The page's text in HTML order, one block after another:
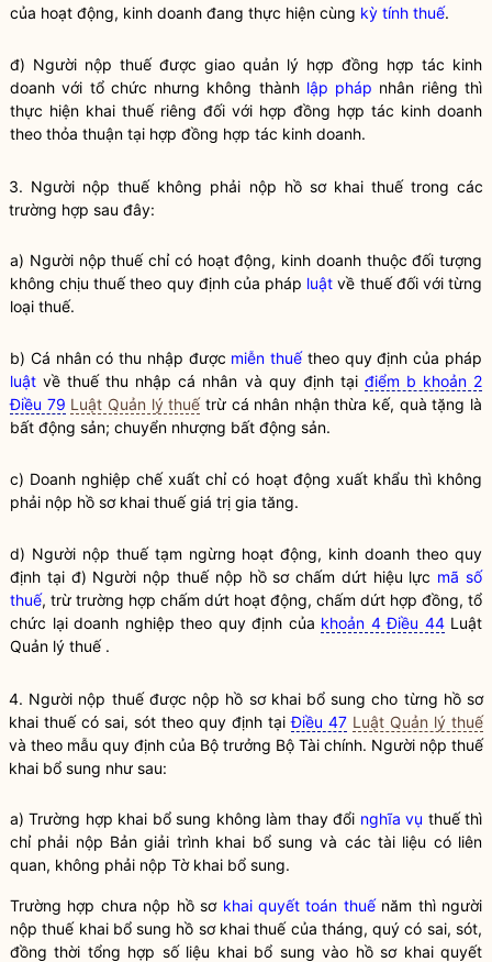
của hoạt động, kinh doanh đang thực hiện cùng kỳ tính thuế.
đ) Người nộp thuếđược giao quản lý hợp đồng hợp tác kinh
doanh với tổ chức nhưng không thành lập pháp nhân riêng thì
thực hiện khai thuếriêng đối với hợp đồng hợp tác kinh doanh
theo thỏa thuận tại hợp đồng hợp tác kinh doanh.
3. Người nộpthuếkhông phải nộp hồ sơ khai thuếtrong các
trường hợp sau đây:
a) Người nộpthuếchỉ có hoạt động, kinh doanh thuộc đối tượng
không chịuthuếtheo quy định của pháp luật về thuếđối với từng
loại thuế.
b) Cá nhân có thu nhập được miễn thuếtheo quy định của pháp
luật về thuế thu nhập cá nhân và quy định tại điểm b khoản 2
Điều 79 Luật Quản lý thuếtrừ cá nhân nhận thừa kế, quà tặng là
bất động sản; chuyển nhượng bất động sản.
c) Doanh nghiệp chế xuất chỉ có hoạt động xuất khẩu thì không
phải nộp hồ sơ khai thuếgiá trị gia tăng.
d) Người nộp thuế tạm ngừng hoạt động, kinh doanh theo quy
định tại đ) Người nộp thuế nộp hồ sơ chấm dứt hiệu lực mã số
thuế, trừ trường hợp chấm dứt hoạt động, chấm dứt hợp đồng, tổ
chức lại doanh nghiệp theo quy định của khoản 4 Điều 44Luật
Quản lý thuế .
4. Người nộp thuếđược nộp hồ sơ khai bổ sung cho từng hồ sơ
khai thuếcó sai, sót theo quy định tạiĐiều 47 Luật Quản lý thuế
và theo mẫu quy định của Bộ trưởng Bộ Tài chính. Người nộp thuế
khai bổ sung như sau:
a) Trường hợp khai bổ sung không làm thay đổi nghĩa vụ thuế thì
chỉ phải nộp Bản giải trình khai bổ sung và các tài liệu có liên
quan, không phải nộp Tờ khai bổ sung.
Trường hợp chưa nộp hồ sơ khai quyết toán thuếnăm thì người
nộp thuế khai bổ sung hồ sơ khai thuế của tháng, quý có sai, sót,
đồng thời tổng hợp số liệu khai bổ sung vào hồ sơ khai quyết